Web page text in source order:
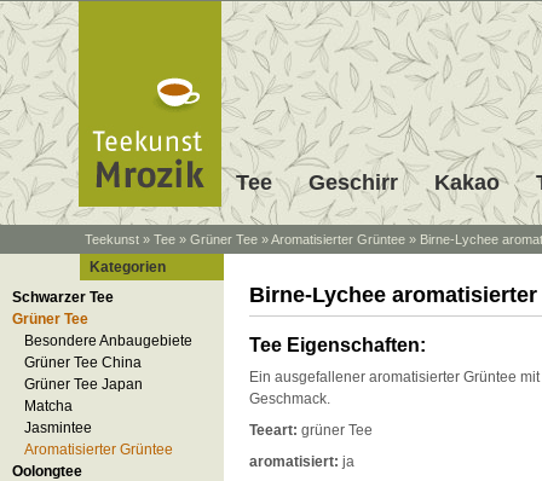
Tee Geschirr Kakao
Teekunst » Tee » Grüner Tee »Aromatisierter Grüntee » Birne-Lychee
Kategorien
Schwarzer Tee
Grüner Tee
Besondere Anbaugebiete
Grüner Tee China
Grüner Tee Japan
Matcha
Jasmintee
Aromatisierter Grüntee
Oolongtee
Birne-Lychee aromatisierter
Tee Eigenschaften:
Ein ausgefallener aromatisierter Grüntee
Geschmack.
Teeart: grüner Tee
aromatisiert: ja